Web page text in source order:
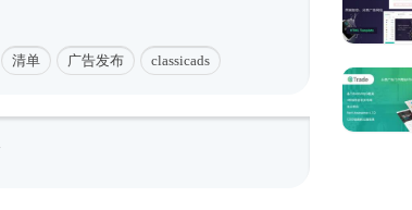
清单 广告发布 classicads